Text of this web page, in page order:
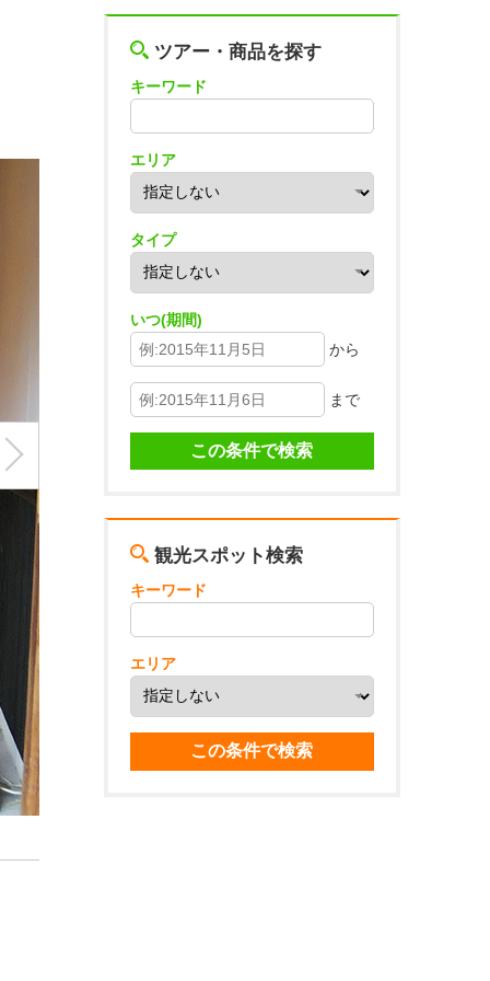
ツアー・商品を探す
キーワード
エリア
タイプ
いつ(期間)
から
まで
観光スポット検索
キーワード
エリア